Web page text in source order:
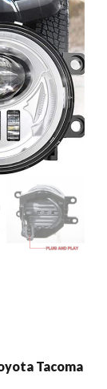
Tacoma